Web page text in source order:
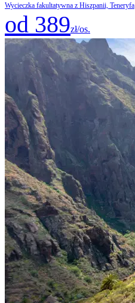
Wycieczka fakultatywna z Hiszpanii, Teneryfa
od 389zł/os.